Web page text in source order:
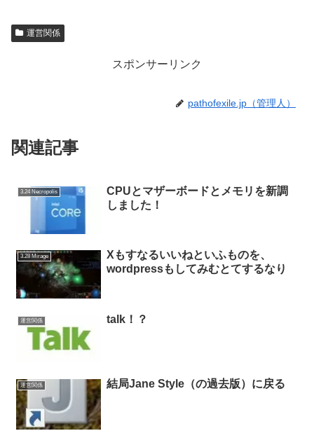
運営関係
スポンサーリンク
pathofexile.jp（管理人）
関連記事
3.24 Necropolis
CPUとマザーボードとメモリを新調
しました！
3.28 Mirage
Xもすなるいいねといふものを、
wordpressもしてみむとてするなり
運営関係 talk！？
運営関係 結局Jane Style（の過去版）に戻る